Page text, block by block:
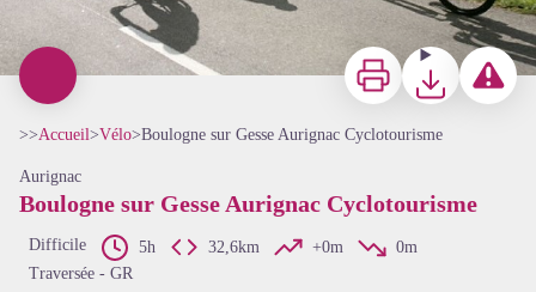
Voir l'image en plein écran
ImprimerTéléchargerSignaler
>>Accueil>Vélo>Boulogne sur Gesse Aurignac Cyclotourisme
Aurignac
Boulogne sur Gesse Aurignac Cyclotourisme
Difficile 5h 32,6km +0m
0m
Traversée - GR